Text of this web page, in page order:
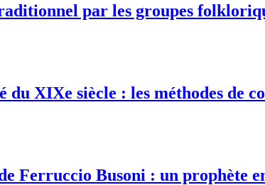
par les groupes
XIXe siècle : les méthodes de
Ferruccio Busoni : un